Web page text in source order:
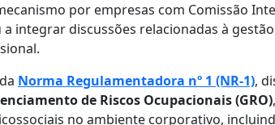
por empresas com Comissão
a integrar discussões relacionadas à
Norma Regulamentadora nº 1 (NR-1),
de Riscos Ocupacionais (GRO)
no ambiente corporativo,